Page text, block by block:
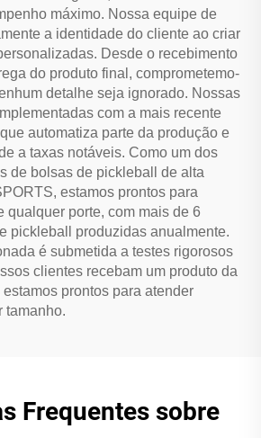
máximo. Nossa equipe de
a identidade do cliente ao criar
Desde o recebimento
do produto final, comprometemo-
detalhe seja ignorado. Nossas
com a mais recente
automatiza parte da produção e
a taxas notáveis. Como um dos
de bolsas de pickleball de alta
estamos prontos para
qualquer porte, com mais de 6
pickleball produzidas anualmente.
é submetida a testes rigorosos
clientes recebam um produto da
prontos para atender
tamanho.
Frequentes sobre